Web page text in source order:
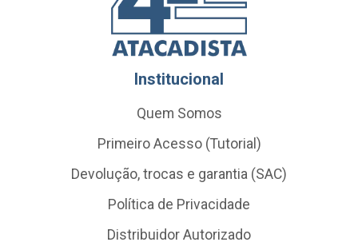
Institucional
Quem Somos
Primeiro Acesso (Tutorial)
Devolução, trocas e garantia (SAC)
Política de Privacidade
Distribuidor Autorizado